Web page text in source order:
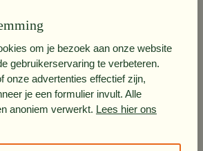
In diverse standaard kleuren
altijd uit voorraad leverbaar.
om je bezoek aan onze website
gebruikerservaring te verbeteren.
onze advertenties effectief zijn,
je een formulier invult. Alle
anoniem verwerkt. Lees hier ons